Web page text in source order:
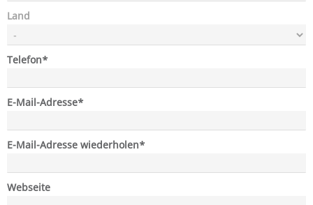
Land
Pflichtfeld
Telefon*
Pflichtfeld
E-Mail-Adresse*
Pflichtfeld
E-Mail-Adresse wiederholen*
Webseite